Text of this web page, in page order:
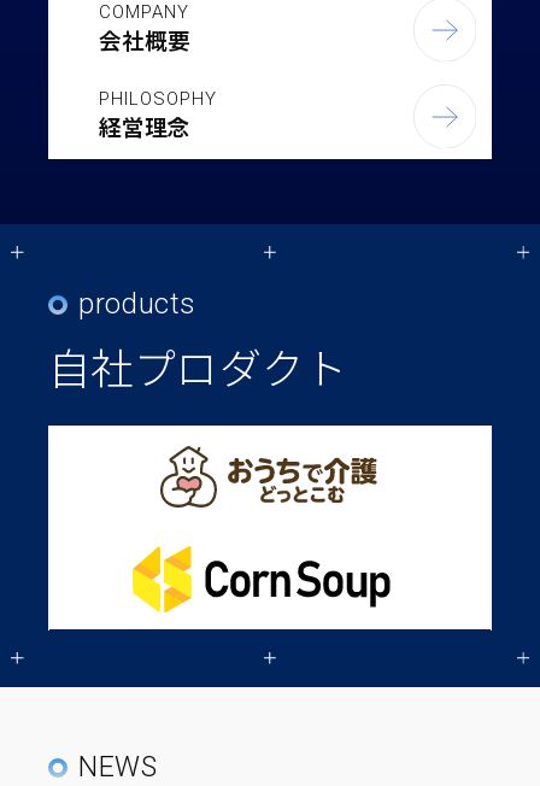
COMPANY
会社概要
PHILOSOPHY
経営理念
products
自社プロダクト
NEWS